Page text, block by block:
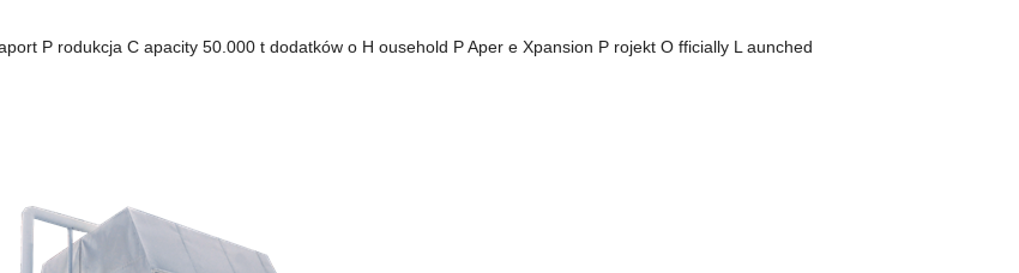
P rodukcja C apacity 50.000 t dodatków o H ousehold PAper e Xpansion P rojekt O fficially L aunched